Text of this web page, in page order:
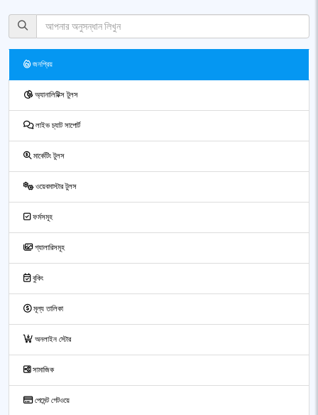
জনপ্রিয়
অ্যানালিটিক্স টুলস
লাইভ চ্যাট সাপোর্ট
মার্কেটিং টুলস
ওয়েবমাস্টার টুলস
ফর্মসমূহ
গ্যালারিসমূহ
বুকিং
মূল্য তালিকা
অনলাইন স্টোর
সামাজিক
পেমেন্ট গেটওয়ে